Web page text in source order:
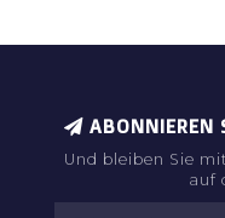
ABONNIEREN
Und bleiben Sie
auf